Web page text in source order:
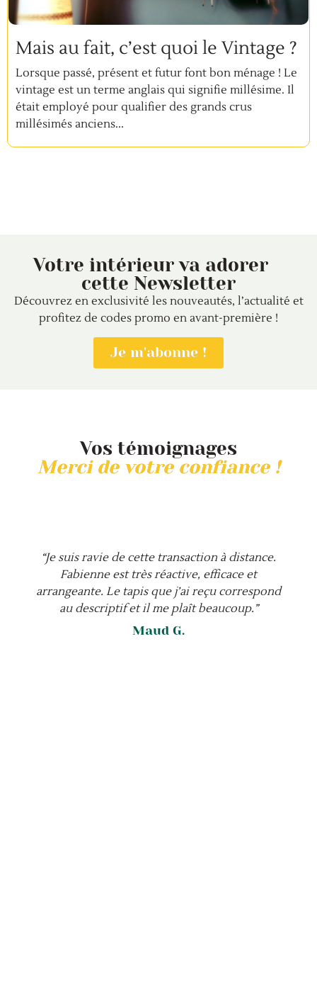
Mais au fait, c’est quoi le Vintage ?
Lorsque passé, présent et futur font bon ménage ! Le
vintage est un terme anglais qui signifie millésime. Il
était employé pour qualifier des grands crus
millésimés anciens...
Votre intérieur va adorer
cette Newsletter
Découvrez en exclusivité les nouveautés, l’actualité et
profitez de codes promo en avant-première !
Je m'abonne !
Vos témoignages
Merci de votre confiance !
“Je suis ravie de cette transaction à distance.
Fabienne est très réactive, efficace et
arrangeante. Le tapis que j’ai reçu correspond
au descriptif et il me plaît beaucoup.”
Maud G.